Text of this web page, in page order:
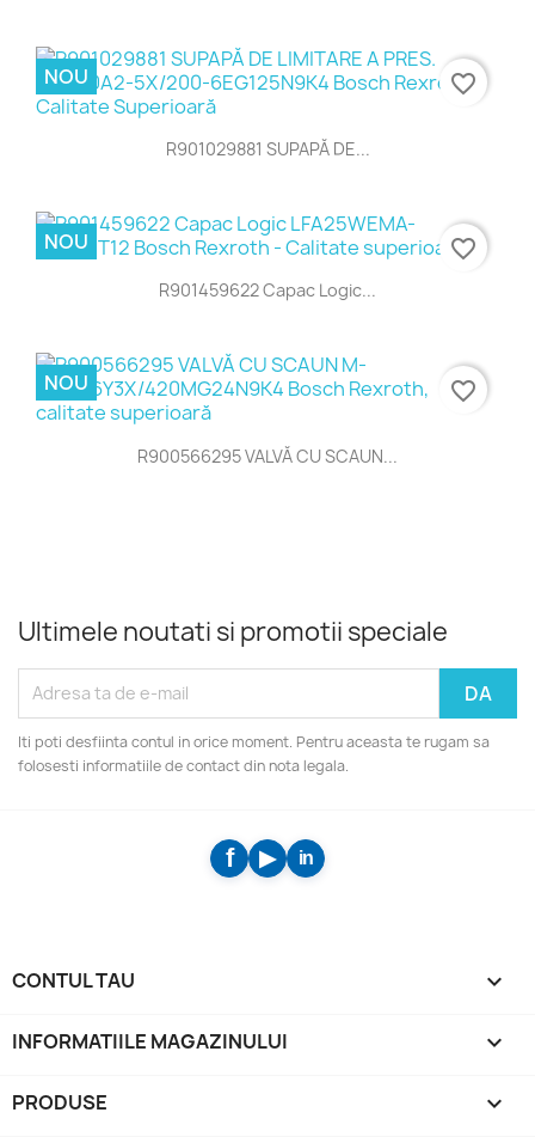
R901029881 SUPAPĂ DE...
NOU favorite_border
R901459622 Capac Logic...
NOU favorite_border
R900566295 VALVĂ CU SCAUN...
NOU favorite_border
Ultimele noutati si promotii speciale
Iti poti desfiinta contul in orice moment. Pentru aceasta te rugam sa
folosesti informatiile de contact din nota legala.
CONTUL TAU 
INFORMATIILE MAGAZINULUI keyboard_arrow_down
PRODUSE 